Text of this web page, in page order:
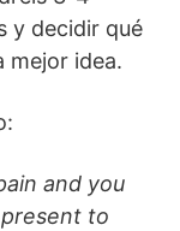
y decidir qué
mejor idea.
and you
to